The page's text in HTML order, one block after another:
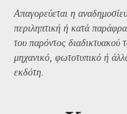
Απαγορεύεται η
περιληπτική ή κατά
του παρόντος διαδικτυακού
μηχανικό, φωτοτυπικό ή
εκδότη.